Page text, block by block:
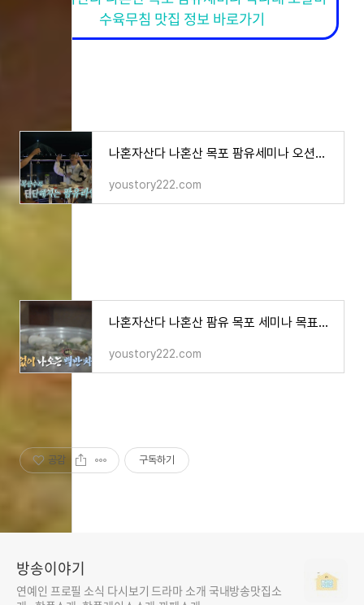
수육무침 맛집 정보 바로가기
나혼자산다 나혼산 목포 팜유세미나 오션뷰 포장마차 어디? 501회 낙지탕탕이 오징어통찜 숙회
youstory222.com
나혼자산다 나혼산 팜유 목포 세미나 목표역 식당 아침식사 백반 바지락탕 17가지 반찬 남도백반
youstory222.com
공감 구독하기
방송이야기
연예인 프로필 소식 다시보기 드라마 소개 국내방송맛집소